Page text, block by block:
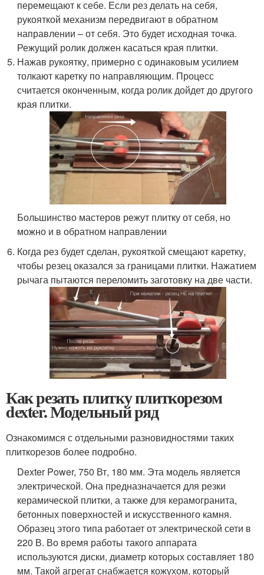
перемещают к себе. Если рез делать на себя,
рукояткой механизм передвигают в обратном
направлении – от себя. Это будет исходная точка.
Режущий ролик должен касаться края плитки.
Нажав рукоятку, примерно с одинаковым усилием
толкают каретку по направляющим. Процесс
считается оконченным, когда ролик дойдет до другого
края плитки.
Большинство мастеров режут плитку от себя, но
можно и в обратном направлении
Когда рез будет сделан, рукояткой смещают каретку,
чтобы резец оказался за границами плитки. Нажатием
рычага пытаются переломить заготовку на две части.
Как резать плитку плиткорезом
dexter. Модельный ряд
Ознакомимся с отдельными разновидностями таких
плиткорезов более подробно.
Dexter Power, 750 Вт, 180 мм. Эта модель является
электрической. Она предназначается для резки
керамической плитки, а также для керамогранита,
бетонных поверхностей и искусственного камня.
Образец этого типа работает от электрической сети в
220 В. Во время работы такого аппарата
используются диски, диаметр которых составляет 180
мм. Такой агрегат снабжается кожухом, который